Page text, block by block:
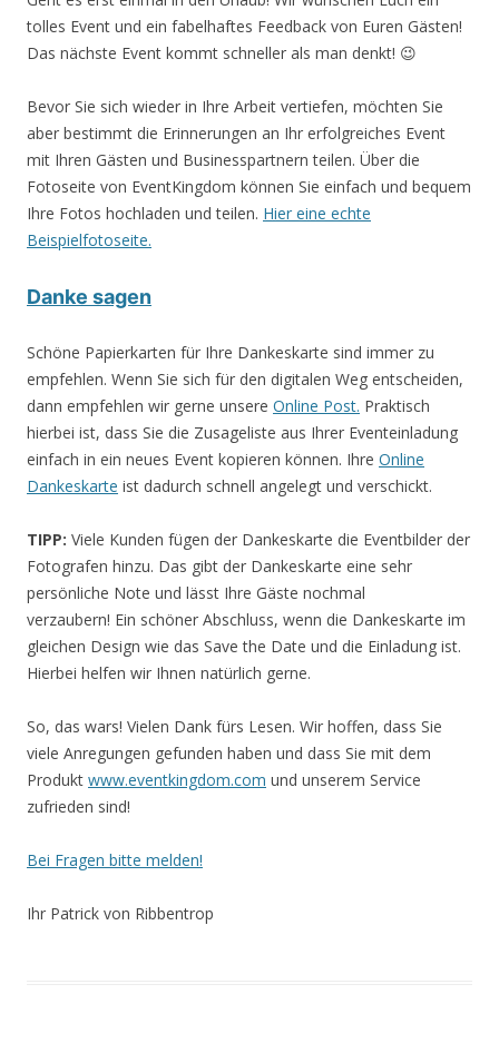
tolles Event und ein fabelhaftes Feedback von Euren Gästen!
Das nächste Event kommt schneller als man denkt! 😉
Bevor Sie sich wieder in Ihre Arbeit vertiefen, möchten Sie
aber bestimmt die Erinnerungen an Ihr erfolgreiches Event
mit Ihren Gästen und Businesspartnern teilen. Über die
Fotoseite von EventKingdom können Sie einfach und bequem
Ihre Fotos hochladen und teilen. Hier eine echte
Beispielfotoseite.
Danke sagen
Schöne Papierkarten für Ihre Dankeskarte sind immer zu
empfehlen. Wenn Sie sich für den digitalen Weg entscheiden,
dann empfehlen wir gerne unsere Online Post. Praktisch
hierbei ist, dass Sie die Zusageliste aus Ihrer Eventeinladung
einfach in ein neues Event kopieren können. Ihre Online
Dankeskarte ist dadurch schnell angelegt und verschickt.
TIPP: Viele Kunden fügen der Dankeskarte die Eventbilder der
Fotografen hinzu. Das gibt der Dankeskarte eine sehr
persönliche Note und lässt Ihre Gäste nochmal
verzaubern! Ein schöner Abschluss, wenn die Dankeskarte im
gleichen Design wie das Save the Date und die Einladung ist.
Hierbei helfen wir Ihnen natürlich gerne.
So, das wars! Vielen Dank fürs Lesen. Wir hoffen, dass Sie
viele Anregungen gefunden haben und dass Sie mit dem
Produkt www.eventkingdom.com und unserem Service
zufrieden sind!
Bei Fragen bitte melden!
Ihr Patrick von Ribbentrop